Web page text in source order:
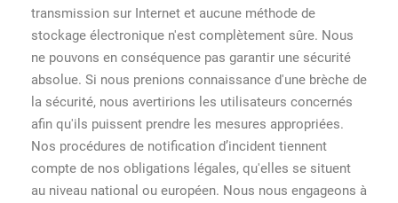
transmission sur Internet et aucune méthode de
stockage électronique n'est complètement sûre. Nous
ne pouvons en conséquence pas garantir une sécurité
absolue. Si nous prenions connaissance d'une brèche de
la sécurité, nous avertirions les utilisateurs concernés
afin qu'ils puissent prendre les mesures appropriées.
Nos procédures de notification d’incident tiennent
compte de nos obligations légales, qu'elles se situent
au niveau national ou européen. Nous nous engageons à